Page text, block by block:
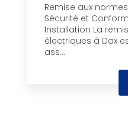
Remise aux
Sécurité et
Installation La
électriques à Dax
ass...